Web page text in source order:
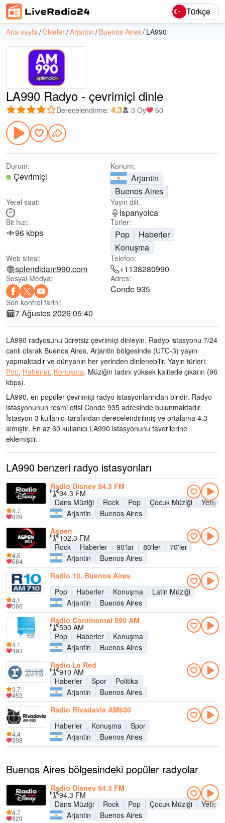
Türkçe
Ana sayfa Ülkeler Arjantin Buenos Aires LA990
LA990 Radyo - çevrimiçi dinle
Derecelendirme: 4.3 3 Oy 60
Durum:
Çevrimiçi
Konum:
Arjantin
Buenos Aires
Yerel saat: Yayın dili:
İspanyolca
Bit hızı:
96 kbps
Türler:
Pop
Haberler
Konuşma
Web sitesi:
splendidam990.com
Telefon:
+1138280990
Sosyal Medya: Adres:
Conde 935
Son kontrol tarihi:
7 Ağustos 2026 05:40
LA990 radyosunu ücretsiz çevrimiçi dinleyin. Radyo istasyonu 7/24
canlı olarak Buenos Aires, Arjantin bölgesinde (UTC-3) yayın
yapmaktadır ve dünyanın her yerinden dinlenebilir. Yayın türleri:
Pop, Haberler, Konuşma. Müziğin tadını yüksek kalitede çıkarın (96
kbps).
LA990, en popüler çevrimiçi radyo istasyonlarından biridir. Radyo
istasyonunun resmi ofisi Conde 935 adresinde bulunmaktadır.
İstasyon 3 kullanıcı tarafından derecelendirilmiş ve ortalama 4.3
almıştır. En az 60 kullanıcı LA990 istasyonunu favorilerine
eklemiştir.
LA990 benzeri radyo istasyonları
Radio Disney 94.3 FM
94.3 FM
Dans Müziği
Rock Pop Çocuk Müziği
Arjantin
Buenos Aires
4.7
829
Aspen
102.3 FM
Rock
Haberler 90'lar 80'ler
70'ler
Arjantin
Buenos Aires
4.6
684
Radio 10, Buenos Aires
Pop
Haberler Konuşma
Latin Müziği
Arjantin
Buenos Aires
4.1
566
Radio Continental 590 AM
590 AM
Pop
Haberler
Konuşma
Arjantin
Buenos Aires
4.1
493
Radio La Red
910 AM
Haberler
Spor
Politika
Arjantin
Buenos Aires
3.7
453
Radio Rivadavia AM630
Haberler
Konuşma
Spor
Arjantin
Buenos Aires
4.4
398
Buenos Aires bölgesindeki popüler radyolar
Radio Disney 94.3 FM
94.3 FM
Dans Müziği
Rock Pop Çocuk Müziği
Arjantin
Buenos Aires
4.7
829